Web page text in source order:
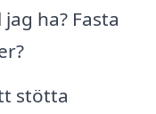
ha? Fasta
stötta